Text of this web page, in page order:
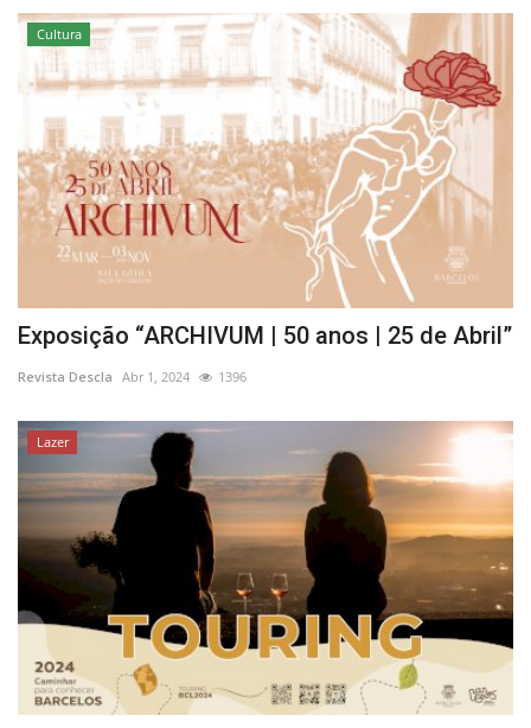
Cultura
Exposição “ARCHIVUM | 50 anos | 25 de Abril”
Revista Descla Abr 1, 2024 1396
Lazer